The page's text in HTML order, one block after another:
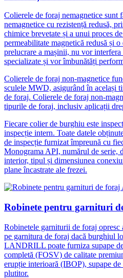
Colierele de foraj nemagnetice sunt
nemagnetice cu rezistență redusă,
chimice brevetate și a unui proces
permeabilitate magnetică redusă și
prelucrare a mașinii, nu vor
specializate și vor îmbunătăți
Colierele de foraj non-magnetice
sculele MWD, asigurând în același
de foraj. Colierele de foraj non-
tipurile de foraj, inclusiv aplicații
Fiecare colier de burghiu este
inspecție intern. Toate datele
de inspecție furnizat împreună cu
Monograma API, numărul de serie,
interior, tipul și dimensiunea
plane încastrate ale frezei.
Robinete pentru garnituri
Robinetele garniturii de foraj opresc
pe garnitura de foraj dacă burghiul
LANDRILL poate furniza supape
completă (FOSV) de calitate
erupție interioară (IBOP), supape
plutitor.